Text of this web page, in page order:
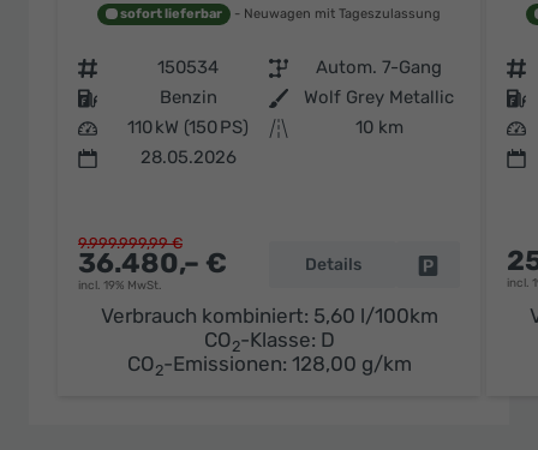
sofort lieferbar Neuwagen mit Tageszulassung
Fahrzeugnr. 150534 Getriebe
Autom. 7-Gang
Kraftstoff
Benzin Außenfarbe
Wolf Grey Metallic
Leistung
110 kW (150 PS) Kilometerstand
10 km
28.05.2026
36.480,– €
incl. 19% MwSt.
9.999.999,99 €
Details Fahrzeug
Verbrauch kombiniert: 5,60 l/100km
CO2-Klasse: D
CO2-Emissionen: 128,00 g/km
Fahrzeugnr.
Kraftstoff
Leistung
incl.